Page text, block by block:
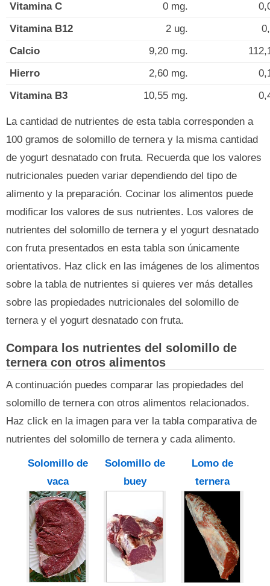
Vitamina C
0 mg.
Vitamina B12
2 ug.
Calcio
9,20 mg.
Hierro
2,60 mg.
Vitamina B3
10,55 mg.
La cantidad de nutrientes de esta tabla corresponden a
100 gramos de solomillo de ternera y la misma cantidad
de yogurt desnatado con fruta. Recuerda que los valores
nutricionales pueden variar dependiendo del tipo de
alimento y la preparación. Cocinar los alimentos puede
modificar los valores de sus nutrientes. Los valores de
nutrientes del solomillo de ternera y el yogurt desnatado
con fruta presentados en esta tabla son únicamente
orientativos. Haz click en las imágenes de los alimentos
sobre la tabla de nutrientes si quieres ver más detalles
sobre las propiedades nutricionales del solomillo de
ternera y el yogurt desnatado con fruta.
Compara los nutrientes del solomillo de
ternera con otros alimentos
A continuación puedes comparar las propiedades del
solomillo de ternera con otros alimentos relacionados.
Haz click en la imagen para ver la tabla comparativa de
nutrientes del solomillo de ternera y cada alimento.
Solomillo de
vaca
Solomillo de
buey
Lomo de
ternera